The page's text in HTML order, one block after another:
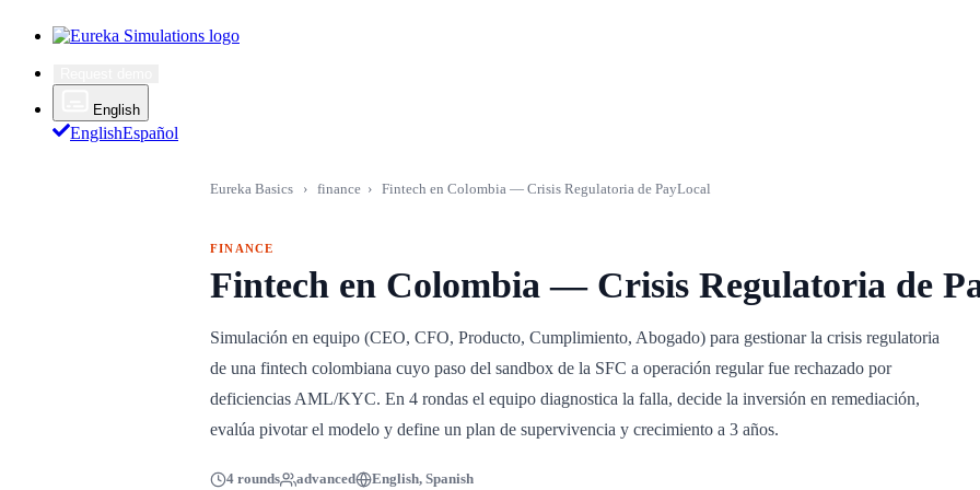
English
EnglishEspañol
Eureka Basics › finance › Fintech en Colombia — Crisis Regulatoria de PayLocal
FINANCE
Fintech en Colombia — Crisis Regulatoria de
Simulación en equipo (CEO, CFO, Producto, Cumplimiento, Abogado) para gestionar la crisis regulatoria
de una fintech colombiana cuyo paso del sandbox de la SFC a operación regular fue rechazado por
deficiencias AML/KYC. En 4 rondas el equipo diagnostica la falla, decide la inversión en remediación,
evalúa pivotar el modelo y define un plan de supervivencia y crecimiento a 3 años.
4 rounds advanced English, Spanish